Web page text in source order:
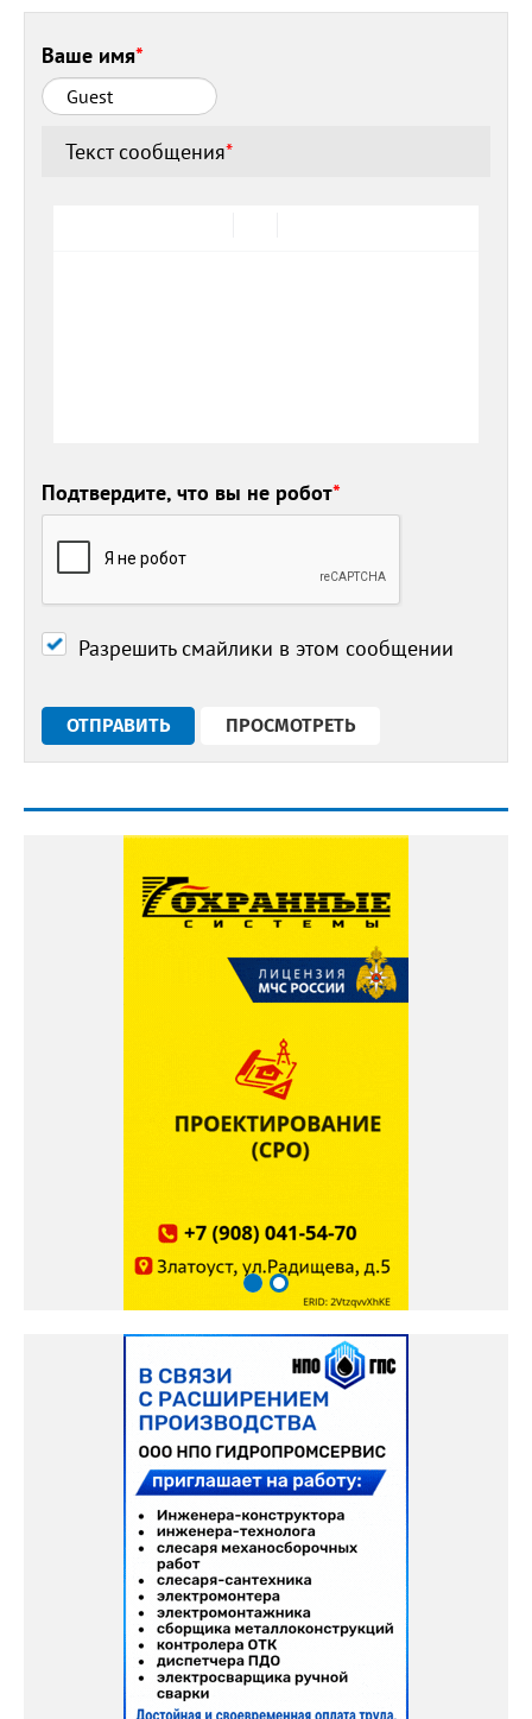
Ваше имя*
Текст сообщения*
Подтвердите, что вы не робот*
Разрешить смайлики в этом сообщении